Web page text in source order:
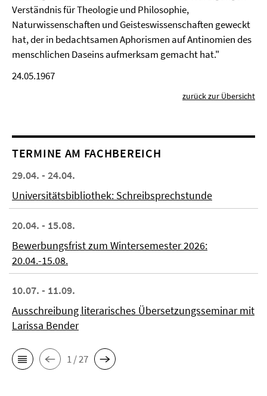
Verständnis für Theologie und Philosophie,
Naturwissenschaften und Geisteswissenschaften geweckt
hat, der in bedachtsamen Aphorismen auf Antinomien des
menschlichen Daseins aufmerksam gemacht hat."
24.05.1967
zurück zur Übersicht
TERMINE AM FACHBEREICH
29.04. - 24.04.
Universitätsbibliothek: Schreibsprechstunde
20.04. - 15.08.
Bewerbungsfrist zum Wintersemester 2026:
20.04.-15.08.
10.07. - 11.09.
Ausschreibung literarisches Übersetzungsseminar mit
Larissa Bender
1 / 27